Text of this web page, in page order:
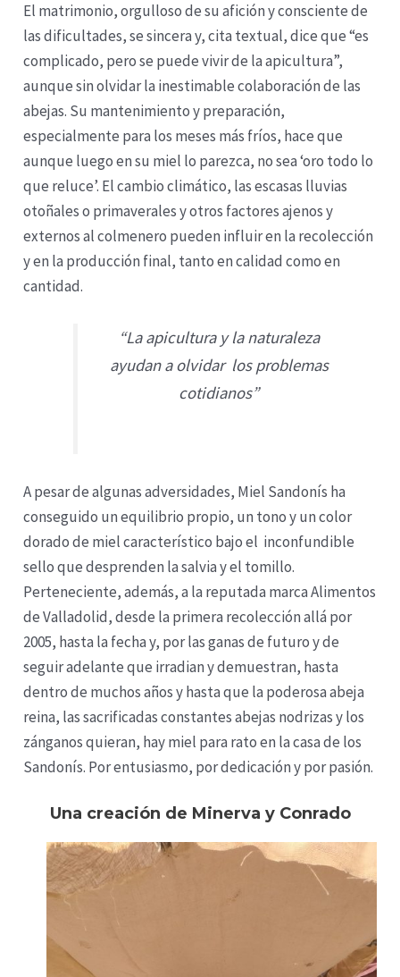
El matrimonio, orgulloso de su afición y consciente de
las dificultades, se sincera y, cita textual, dice que “es
complicado, pero se puede vivir de la apicultura”,
aunque sin olvidar la inestimable colaboración de las
abejas. Su mantenimiento y preparación,
especialmente para los meses más fríos, hace que
aunque luego en su miel lo parezca, no sea ‘oro todo lo
que reluce’. El cambio climático, las escasas lluvias
otoñales o primaverales y otros factores ajenos y
externos al colmenero pueden influir en la recolección
y en la producción final, tanto en calidad como en
cantidad.
“La apicultura y la naturaleza
ayudan a olvidar los problemas
cotidianos”
A pesar de algunas adversidades, Miel Sandonís ha
conseguido un equilibrio propio, un tono y un color
dorado de miel característico bajo el inconfundible
sello que desprenden la salvia y el tomillo.
Perteneciente, además, a la reputada marca Alimentos
de Valladolid, desde la primera recolección allá por
2005, hasta la fecha y, por las ganas de futuro y de
seguir adelante que irradian y demuestran, hasta
dentro de muchos años y hasta que la poderosa abeja
reina, las sacrificadas constantes abejas nodrizas y los
zánganos quieran, hay miel para rato en la casa de los
Sandonís. Por entusiasmo, por dedicación y por pasión.
Una creación de Minerva y Conrado